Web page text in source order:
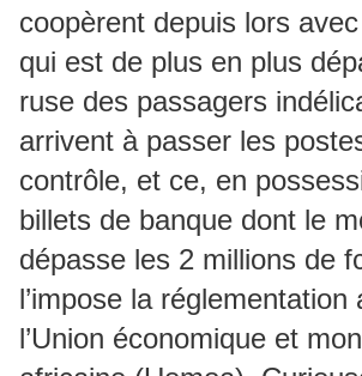
coopèrent depuis lors
qui est de plus en plus
ruse des passagers
arrivent à passer les
contrôle, et ce, en
billets de banque dont le
dépasse les 2 millions de
l’impose la réglementation
l’Union économique et